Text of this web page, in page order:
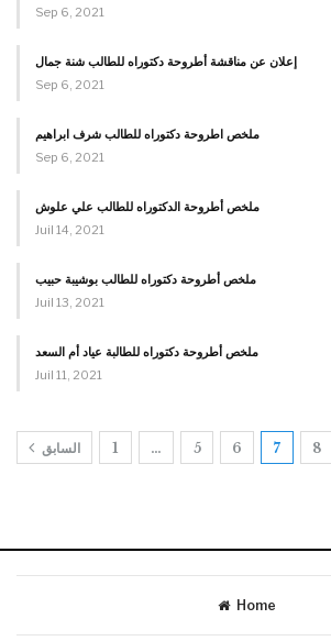
Sep 6, 2021
إعلان عن مناقشة أطروحة دكتوراه للطالب شنة جمال
Sep 6, 2021
ملخص اطروحة دكتوراه للطالب شرف ابراهيم
Sep 6, 2021
ملخص أطروحة الدكتوراه للطالب علي علوش
Juil 14, 2021
ملخص أطروحة دكتوراه للطالب بوشيبة حبيب
Juil 13, 2021
ملخص أطروحة دكتوراه للطالبة عياد أم السعد
Juil 11, 2021
السابق 1 … 5 6 7 8
Home